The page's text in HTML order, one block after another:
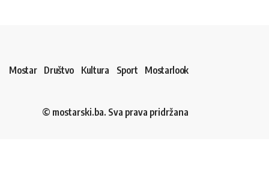
Mostar Društvo Kultura Sport Mostarlook
© mostarski.ba. Sva prava pridržana